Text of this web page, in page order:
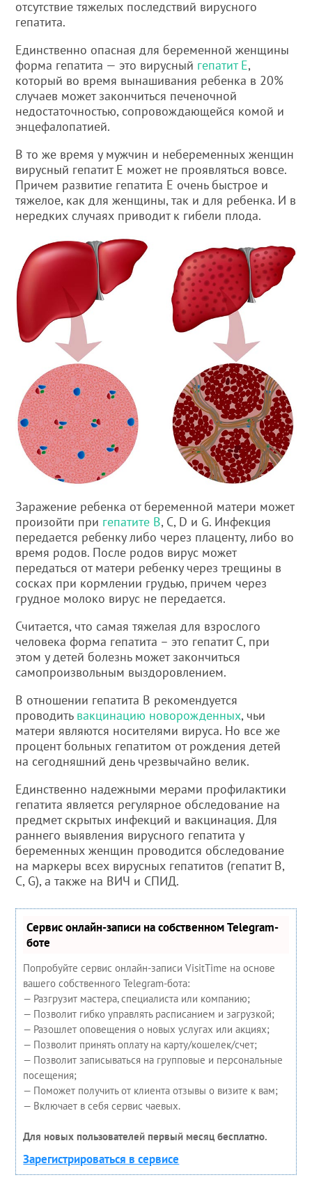
отсутствие тяжелых последствий вирусного
гепатита.
Единственно опасная для беременной женщины
форма гепатита — это вирусный гепатит Е,
который во время вынашивания ребенка в 20%
случаев может закончиться печеночной
недостаточностью, сопровождающейся комой и
энцефалопатией.
В то же время у мужчин и небеременных женщин
вирусный гепатит Е может не проявляться вовсе.
Причем развитие гепатита Е очень быстрое и
тяжелое, как для женщины, так и для ребенка. И в
нередких случаях приводит к гибели плода.
Заражение ребенка от беременной матери может
произойти при гепатите В, С, D и G. Инфекция
передается ребенку либо через плаценту, либо во
время родов. После родов вирус может
передаться от матери ребенку через трещины в
сосках при кормлении грудью, причем через
грудное молоко вирус не передается.
Считается, что самая тяжелая для взрослого
человека форма гепатита – это гепатит С, при
этом у детей болезнь может закончиться
самопроизвольным выздоровлением.
В отношении гепатита В рекомендуется
проводить вакцинацию новорожденных, чьи
матери являются носителями вируса. Но все же
процент больных гепатитом от рождения детей
на сегодняшний день чрезвычайно велик.
Единственно надежными мерами профилактики
гепатита является регулярное обследование на
предмет скрытых инфекций и вакцинация. Для
раннего выявления вирусного гепатита у
беременных женщин проводится обследование
на маркеры всех вирусных гепатитов (гепатит В,
С, G), а также на ВИЧ и СПИД.
Сервис онлайн-записи на собственном Telegram-
боте
Попробуйте сервис онлайн-записи VisitTime на основе
вашего собственного Telegram-бота:
— Разгрузит мастера, специалиста или компанию;
— Позволит гибко управлять расписанием и загрузкой;
— Разошлет оповещения о новых услугах или акциях;
— Позволит принять оплату на карту/кошелек/счет;
— Позволит записываться на групповые и персональные
посещения;
— Поможет получить от клиента отзывы о визите к вам;
— Включает в себя сервис чаевых.
Для новых пользователей первый месяц бесплатно.
Зарегистрироваться в сервисе